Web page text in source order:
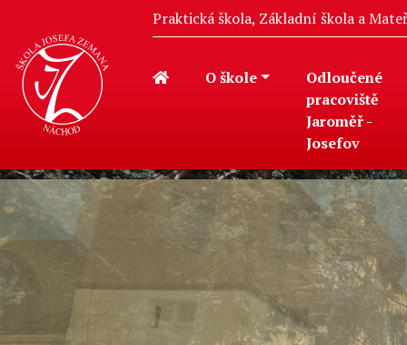
Praktická škola, Základní škola a
O škole
Odloučené
pracoviště
Jaroměř -
Josefov